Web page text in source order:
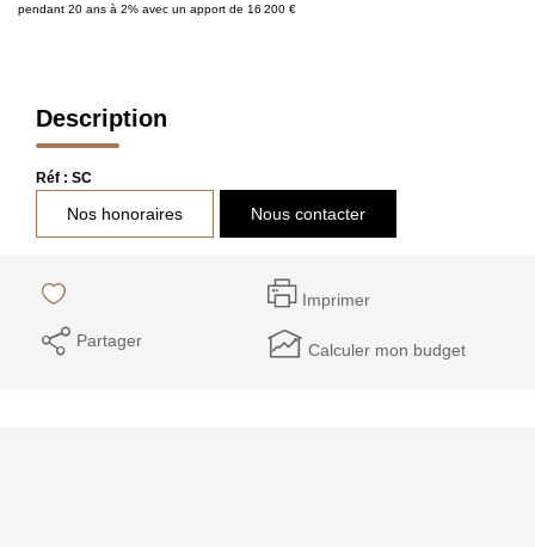
pendant 20 ans à 2% avec un apport de 16 200 €
Description
Réf : SC
Nos honoraires Nous contacter
Imprimer
Partager Calculer mon budget